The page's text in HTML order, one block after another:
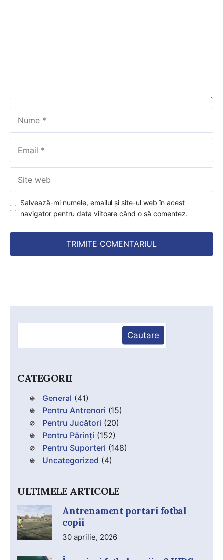
web
Salvează-mi numele, emailul și site-ul web în acest
navigator pentru data viitoare când o să comentez.
Cautare
CATEGORII
General (41)
Pentru Antrenori (15)
Pentru Jucători (20)
Pentru Părinți (152)
Pentru Suporteri (148)
Uncategorized (4)
ULTIMELE ARTICOLE
Antrenament portari fotbal
copii
30 aprilie, 2026